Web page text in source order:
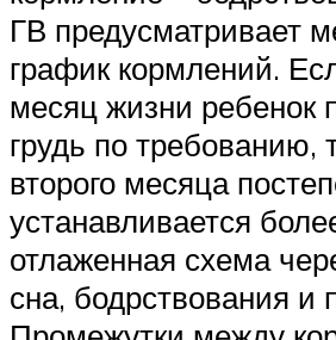
ГВ предусматривает
график кормлений.
месяц жизни ребенок
грудь по требованию,
второго месяца
устанавливается
отлаженная схема
сна, бодрствования и